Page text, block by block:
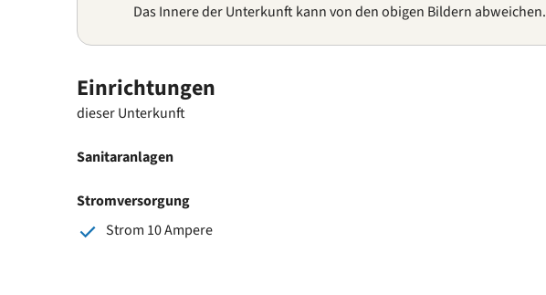
Das Innere der Unterkunft kann von den obigen Bildern abweichen.
Einrichtungen
dieser Unterkunft
Sanitaranlagen
Stromversorgung
Strom 10 Ampere